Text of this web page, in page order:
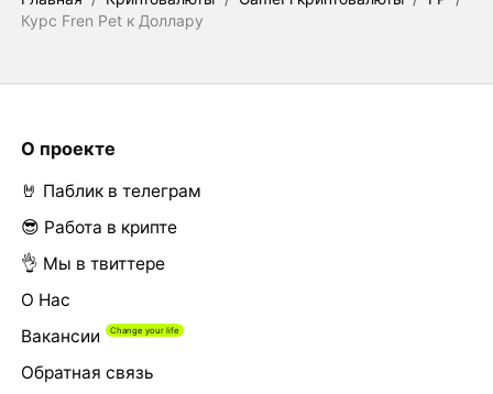
Курс Fren Pet к Доллару
О проекте
🤘 Паблик в телеграм
😎 Работа в крипте
👌 Мы в твиттере
О Нас
Вакансии
Обратная связь